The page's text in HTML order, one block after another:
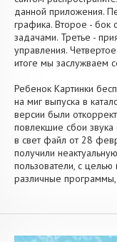
данной приложения.
графика. Второе - бок
задачами. Третье -
управления.
итоге мы заслужваем
Ребенок Картинки
на миг выпуска в
версии были
повлекшие сбои звука
в свет файл от 28
получили
пользователи, с
различные